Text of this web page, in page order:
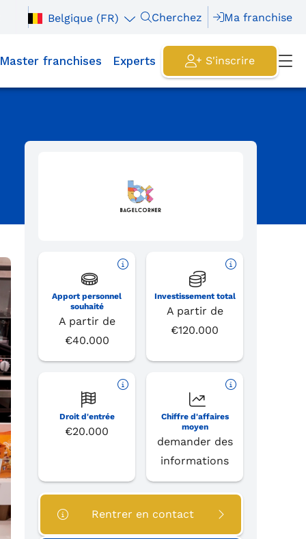
Belgique (FR) Cherchez Ma franchise
Master franchises Experts S'inscrire
Apport personnel
souhaité
A partir de
€40.000
Investissement total
A partir de
€120.000
Droit d'entrée
€20.000
Chiffre d'affaires
moyen
demander des
informations
Rentrer en contact